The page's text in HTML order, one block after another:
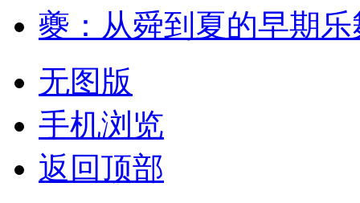
夔：从舜到夏的早期
无图版
手机浏览
返回顶部